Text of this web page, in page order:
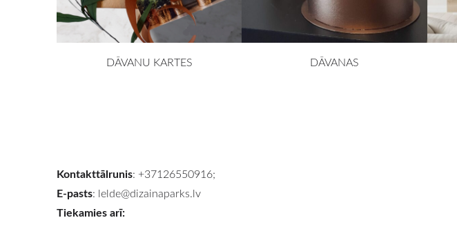
DĀVANU KARTES DĀVANAS
Kontakttālrunis: +37126550916;
E-pasts: lelde@dizainaparks.lv
Tiekamies arī: